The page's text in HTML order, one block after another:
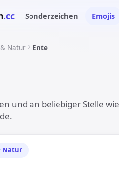
.cc Sonderzeichen Emojis
Natur Ente
und an beliebiger Stelle
Natur